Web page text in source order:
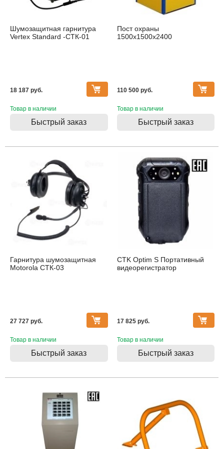
Шумозащитная гарнитура
Vertex Standard -СТК-01
18 187 pуб.
Товар в наличии
Быстрый заказ
Пост охраны
1500х1500х2400
110 500 pуб.
Товар в наличии
Быстрый заказ
Гарнитура шумозащитная
Motorola СТК-03
27 727 pуб.
Товар в наличии
Быстрый заказ
CTK Оptim S Портативный
видеорегистратор
17 825 pуб.
Товар в наличии
Быстрый заказ